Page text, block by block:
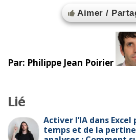
Aimer /
Par: Philippe Jean Poirier
Lié
Activer l’IA dans
temps et de la